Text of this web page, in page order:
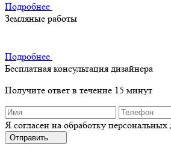
Подробнее
Земляные работы
Подробнее
Бесплатная консультация дизайнера
Получите ответ в течение 15 минут
Я согласен на обработку
Отправить